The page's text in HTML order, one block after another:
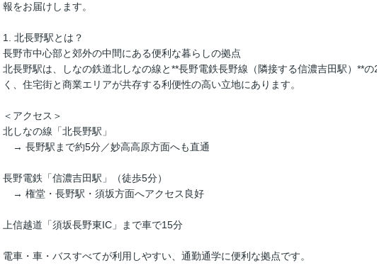
報をお届けします。
1. 北長野駅とは？
長野市中心部と郊外の中間にある便利な暮らしの拠点
北長野駅は、しなの鉄道北しなの線と**長野電鉄長野線（隣接する信濃吉田駅）**
く、住宅街と商業エリアが共存する利便性の高い立地にあります。
＜アクセス＞
北しなの線「北長野駅」
→ 長野駅まで約5分／妙高高原方面へも直通
長野電鉄「信濃吉田駅」（徒歩5分）
→ 権堂・長野駅・須坂方面へアクセス良好
上信越道「須坂長野東IC」まで車で15分
電車・車・バスすべてが利用しやすい、通勤通学に便利な拠点です。